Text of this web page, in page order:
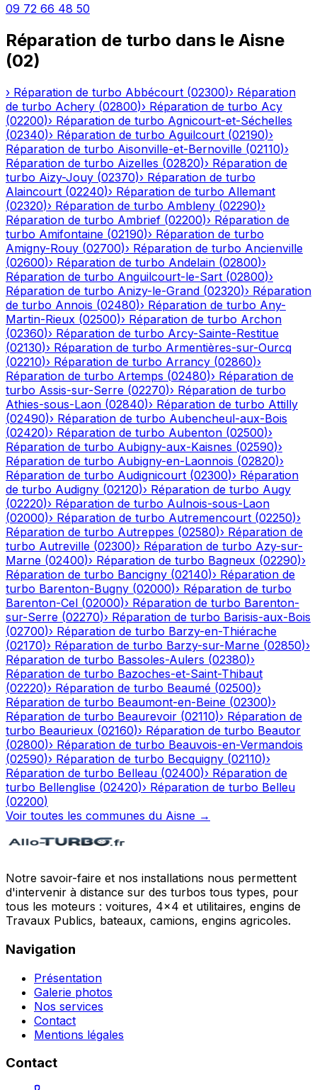
09 72 66 48 50
Réparation de turbo dans le Aisne
(02)
› Réparation de turbo Abbécourt (02300)› Réparation
de turbo Achery (02800)› Réparation de turbo Acy
(02200)› Réparation de turbo Agnicourt-et-Séchelles
(02340)› Réparation de turbo Aguilcourt (02190)›
Réparation de turbo Aisonville-et-Bernoville (02110)›
Réparation de turbo Aizelles (02820)› Réparation de
turbo Aizy-Jouy (02370)› Réparation de turbo
Alaincourt (02240)› Réparation de turbo Allemant
(02320)› Réparation de turbo Ambleny (02290)›
Réparation de turbo Ambrief (02200)› Réparation de
turbo Amifontaine (02190)› Réparation de turbo
Amigny-Rouy (02700)› Réparation de turbo Ancienville
(02600)› Réparation de turbo Andelain (02800)›
Réparation de turbo Anguilcourt-le-Sart (02800)›
Réparation de turbo Anizy-le-Grand (02320)› Réparation
de turbo Annois (02480)› Réparation de turbo Any-
Martin-Rieux (02500)› Réparation de turbo Archon
(02360)› Réparation de turbo Arcy-Sainte-Restitue
(02130)› Réparation de turbo Armentières-sur-Ourcq
(02210)› Réparation de turbo Arrancy (02860)›
Réparation de turbo Artemps (02480)› Réparation de
turbo Assis-sur-Serre (02270)› Réparation de turbo
Athies-sous-Laon (02840)› Réparation de turbo Attilly
(02490)› Réparation de turbo Aubencheul-aux-Bois
(02420)› Réparation de turbo Aubenton (02500)›
Réparation de turbo Aubigny-aux-Kaisnes (02590)›
Réparation de turbo Aubigny-en-Laonnois (02820)›
Réparation de turbo Audignicourt (02300)› Réparation
de turbo Audigny (02120)› Réparation de turbo Augy
(02220)› Réparation de turbo Aulnois-sous-Laon
(02000)› Réparation de turbo Autremencourt (02250)›
Réparation de turbo Autreppes (02580)› Réparation de
turbo Autreville (02300)› Réparation de turbo Azy-sur-
Marne (02400)› Réparation de turbo Bagneux (02290)›
Réparation de turbo Bancigny (02140)› Réparation de
turbo Barenton-Bugny (02000)› Réparation de turbo
Barenton-Cel (02000)› Réparation de turbo Barenton-
sur-Serre (02270)› Réparation de turbo Barisis-aux-Bois
(02700)› Réparation de turbo Barzy-en-Thiérache
(02170)› Réparation de turbo Barzy-sur-Marne (02850)›
Réparation de turbo Bassoles-Aulers (02380)›
Réparation de turbo Bazoches-et-Saint-Thibaut
(02220)› Réparation de turbo Beaumé (02500)›
Réparation de turbo Beaumont-en-Beine (02300)›
Réparation de turbo Beaurevoir (02110)› Réparation de
turbo Beaurieux (02160)› Réparation de turbo Beautor
(02800)› Réparation de turbo Beauvois-en-Vermandois
(02590)› Réparation de turbo Becquigny (02110)›
Réparation de turbo Belleau (02400)› Réparation de
turbo Bellenglise (02420)› Réparation de turbo Belleu
(02200)
Voir toutes les communes du Aisne →
Notre savoir-faire et nos installations nous permettent
d'intervenir à distance sur des turbos tous types, pour
tous les moteurs : voitures, 4x4 et utilitaires, engins de
Travaux Publics, bateaux, camions, engins agricoles.
Navigation
Présentation
Galerie photos
Nos services
Contact
Mentions légales
Contact